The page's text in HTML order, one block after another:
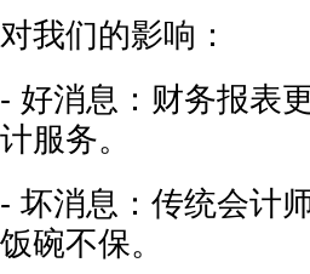
对我们的影响：
- 好消息：财务报表
计服务。
- 坏消息：传统会计
饭碗不保。